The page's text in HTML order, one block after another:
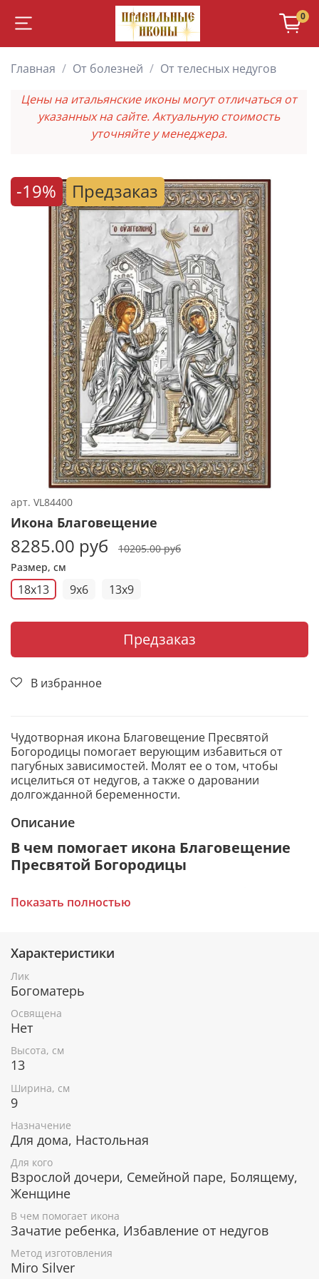
0
Главная От болезней
От телесных недугов
Цены на итальянские иконы могут отличаться от
указанных на сайте. Актуальную стоимость
уточняйте у менеджера.
-19% Предзаказ
арт. VL84400
Икона Благовещение
8285.00 руб
10205.00 руб
Размер, см
18x13 9x6 13x9
Предзаказ
В избранное
Чудотворная икона Благовещение Пресвятой
Богородицы помогает верующим избавиться от
пагубных зависимостей. Молят ее о том, чтобы
исцелиться от недугов, а также о даровании
долгожданной беременности.
Описание
В чем помогает икона Благовещение
Пресвятой Богородицы
Избавление от мужского и женского
пьянства, табакокурения, наркомании,
азартных игр.
Избавление от душевного смятения и тяжелых
Серебряное покрытие, ценные породы
дерева
Икона покрыта слоем чистого серебра 999 пробы. С
придается особая рельефность и выразительность.
Икона изготовлена из металлической пластины Miro
Silver, нижний слой которой состоит из аллюминия,
а верхний - из серебра.
Деревянная основа иконы изготавливается из
наиболее ценных пород лиственных деревьв.
Дерево окуме и ореховое дерево отличаются
благородным цветом и фактурой.
Показать полностью
Характеристики
Лик
Богоматерь
Освящена
Нет
Высота, см
13
Ширина, см
9
Назначение
Для дома, Настольная
Для кого
Взрослой дочери, Семейной паре, Болящему,
Женщине
В чем помогает икона
Зачатие ребенка, Избавление от недугов
Метод изготовления
Miro Silver